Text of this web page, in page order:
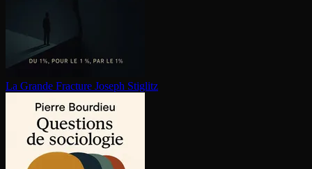
La Grande Fracture Joseph Stiglitz